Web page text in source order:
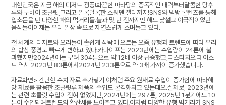
대한민국은 지금 해외 디저트 광풍!화끈한 마라탕의 중독적인 매력부터달콤한 탕후
루와 두바이 초콜릿,그리고 알록달록한 스웨덴 젤리까지!SNS와 먹방 콘텐츠를 통해
입소문을 탄 다양한 해외 먹거리들.불과 몇 년 전까지만 해도 낯설고 이국적이었던
음식들이이제는 우리 일상 속으로 자연스럽게 스며들고 있다.
전 세계의 디저트와 요리들이 손쉽게 식탁에 오르는 요즘,유행과 트렌드에 따라 우리
의 밥상 풍경도 빠르게 변하고 있다.카다이프는 2023년에는 수입량이 24톤에 불
과했지만2024년에는 무려 304톤으로 약 12배 이상 급증했고,피스타치오 페이스
트 역시 2023년 83톤에서2024년 233톤으로 약 3배 가까이 증가했습니다.
자료화면> 간단한 수치 자료 추가넣기 이처럼 주요 원재료 수입이 증가함에 따라해
당 재료를 활용한 초콜릿류 제품의 수입도 본격화되고 있는데요.실제로, 2023년에
는 관련 초콜릿 수입이 전혀 없었지만,2024년에는 297톤, 2025년 1분기에도 10
톤이 수입되며트렌드의 확산세를 보여주고 있다.이처럼 다양한 유행 먹거리가 SNS